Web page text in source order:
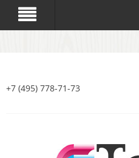
+7 (495) 778-71-73